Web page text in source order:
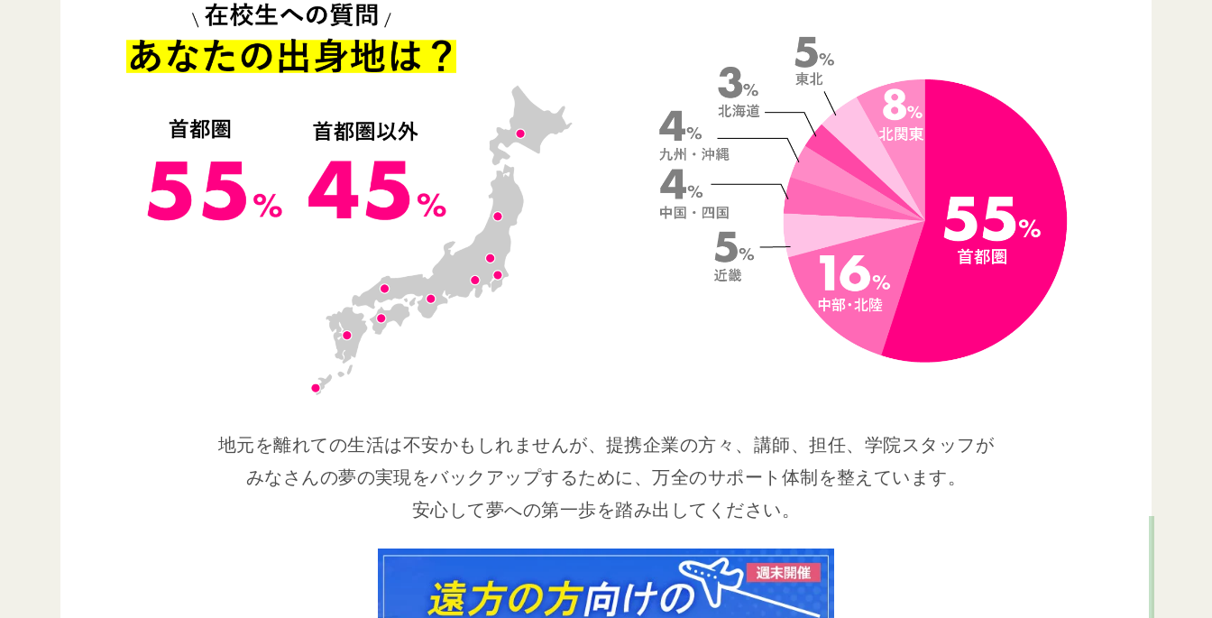
地元を離れての生活は不安かもしれませんが、 提携企業の方々、講師、担任、学院スタッフが
みなさんの夢の実現をバックアップするために、万全のサポート体制を整えています。
安心して夢への第一歩を踏み出してください。